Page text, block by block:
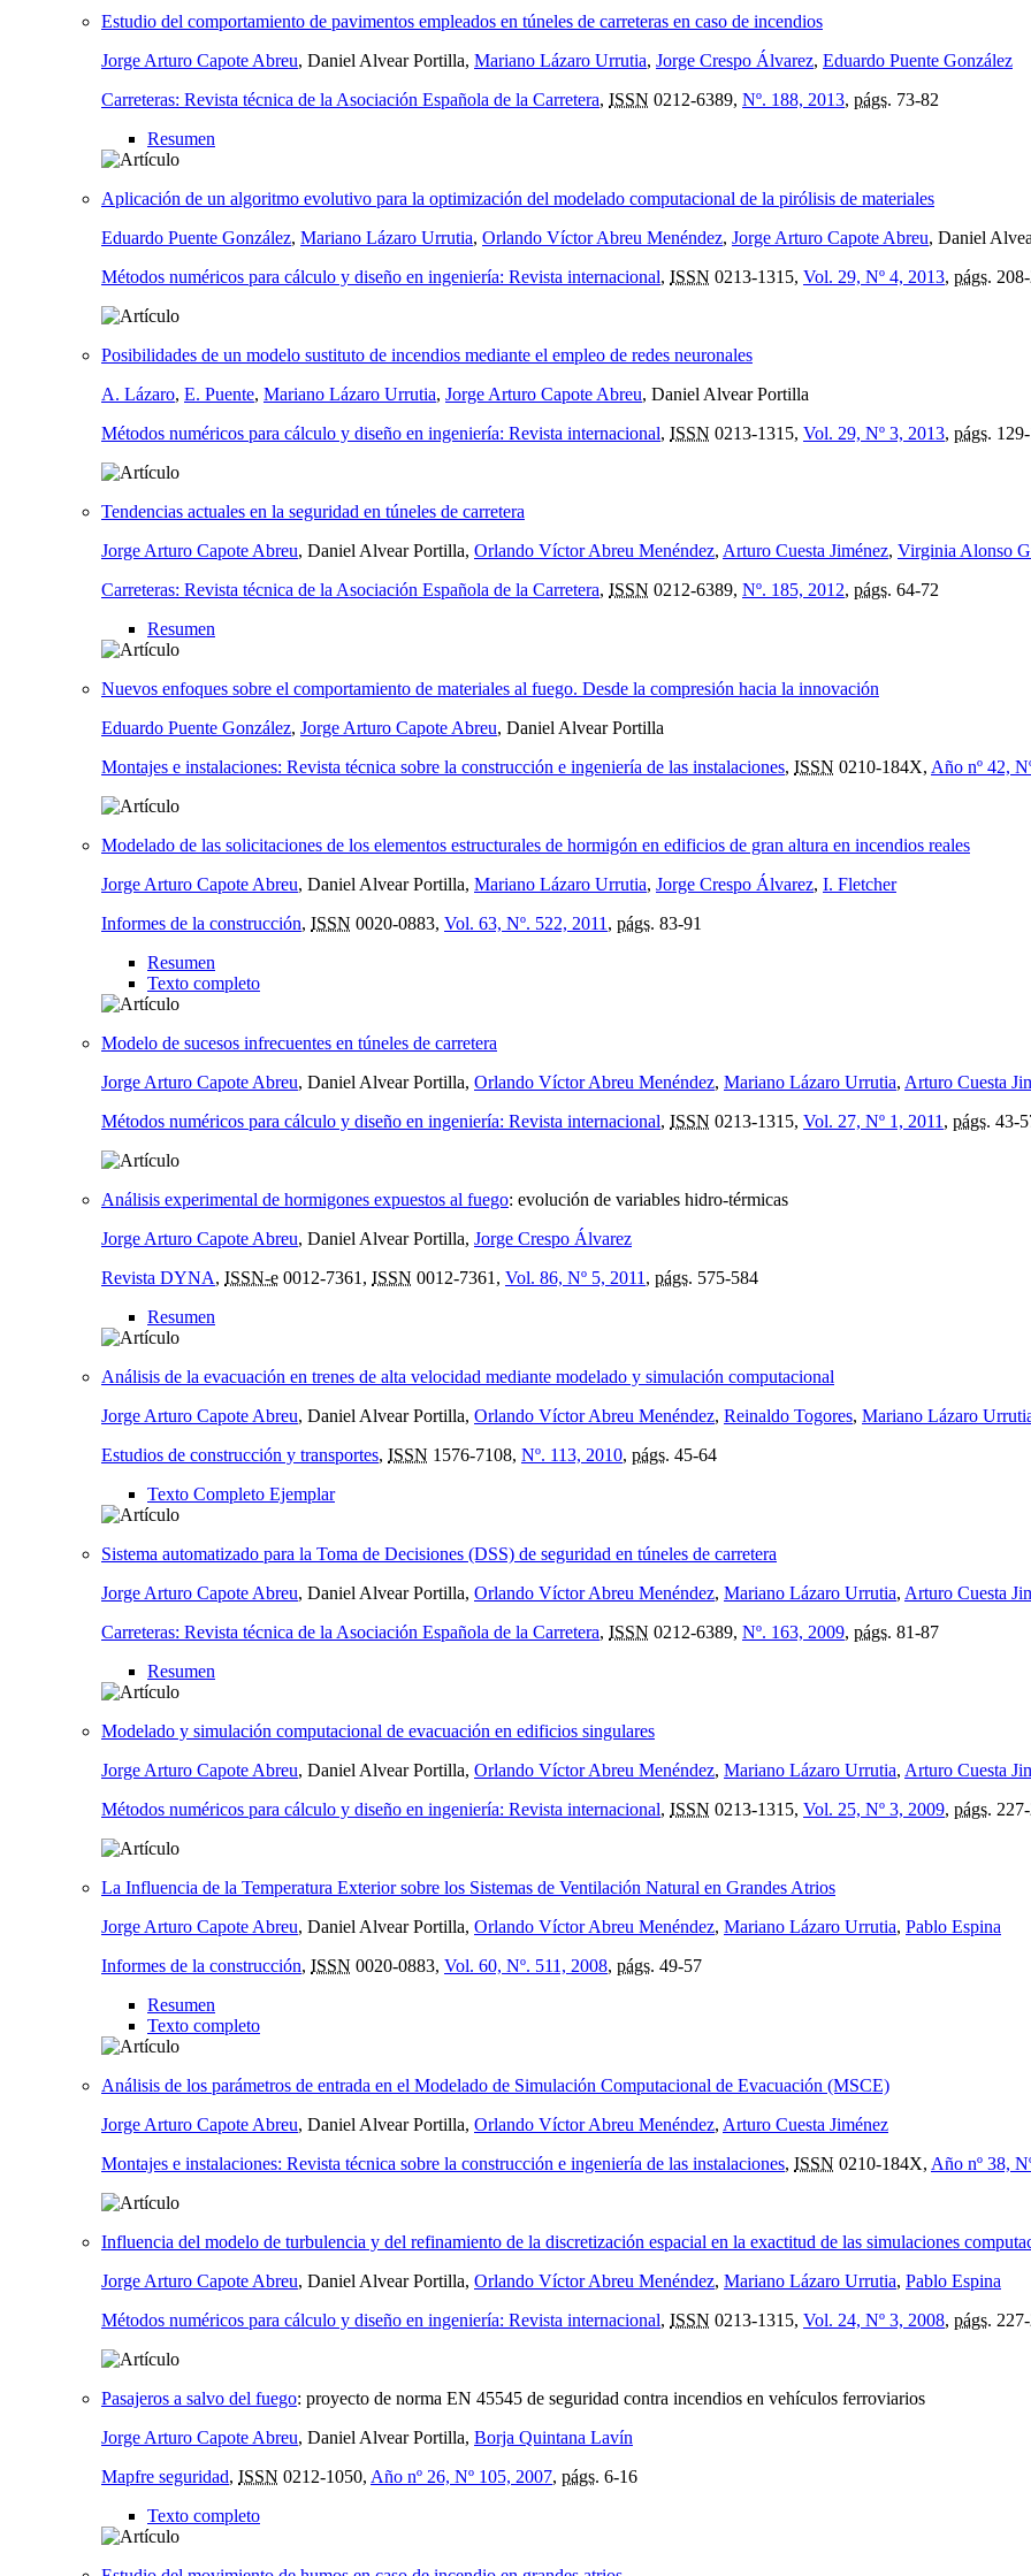
Estudio del comportamiento de pavimentos empleados en túneles de carreteras en caso de incendios
Jorge Arturo Capote Abreu, Daniel Alvear Portilla, Mariano Lázaro Urrutia, Jorge Crespo Álvarez, Eduardo Puente González
Carreteras: Revista técnica de la Asociación Española de la Carretera, ISSN 0212-6389, Nº. 188, 2013, págs. 73-82
Resumen
Aplicación de un algoritmo evolutivo para la optimización del modelado computacional de la pirólisis de materiales
Eduardo Puente González, Mariano Lázaro Urrutia, Orlando Víctor Abreu Menéndez, Jorge Arturo Capote Abreu, Daniel
Métodos numéricos para cálculo y diseño en ingeniería: Revista internacional, ISSN 0213-1315, Vol. 29, Nº 4, 2013, págs.
Posibilidades de un modelo sustituto de incendios mediante el empleo de redes neuronales
A. Lázaro, E. Puente, Mariano Lázaro Urrutia, Jorge Arturo Capote Abreu, Daniel Alvear Portilla
Métodos numéricos para cálculo y diseño en ingeniería: Revista internacional, ISSN 0213-1315, Vol. 29, Nº 3, 2013, págs.
Tendencias actuales en la seguridad en túneles de carretera
Jorge Arturo Capote Abreu, Daniel Alvear Portilla, Orlando Víctor Abreu Menéndez, Arturo Cuesta Jiménez, Virginia Alonso
Carreteras: Revista técnica de la Asociación Española de la Carretera, ISSN 0212-6389, Nº. 185, 2012, págs. 64-72
Resumen
Nuevos enfoques sobre el comportamiento de materiales al fuego. Desde la compresión hacia la innovación
Eduardo Puente González, Jorge Arturo Capote Abreu, Daniel Alvear Portilla
Montajes e instalaciones: Revista técnica sobre la construcción e ingeniería de las instalaciones, ISSN 0210-184X, Año nº 42,
Modelado de las solicitaciones de los elementos estructurales de hormigón en edificios de gran altura en incendios reales
Jorge Arturo Capote Abreu, Daniel Alvear Portilla, Mariano Lázaro Urrutia, Jorge Crespo Álvarez, I. Fletcher
Informes de la construcción, ISSN 0020-0883, Vol. 63, Nº. 522, 2011 , págs. 83-91
Resumen
Texto completo
Modelo de sucesos infrecuentes en túneles de carretera
Jorge Arturo Capote Abreu, Daniel Alvear Portilla, Orlando Víctor Abreu Menéndez, Mariano Lázaro Urrutia, Arturo Cuesta
Métodos numéricos para cálculo y diseño en ingeniería: Revista internacional, ISSN 0213-1315, Vol. 27, Nº 1, 2011 , págs. 43-
Análisis experimental de hormigones expuestos al fuego: evolución de variables hidro-térmicas
Jorge Arturo Capote Abreu, Daniel Alvear Portilla, Jorge Crespo Álvarez
Revista DYNA, ISSN-e 0012-7361, ISSN 0012-7361, Vol. 86, Nº 5, 2011 , págs. 575-584
Resumen
Análisis de la evacuación en trenes de alta velocidad mediante modelado y simulación computacional
Jorge Arturo Capote Abreu, Daniel Alvear Portilla, Orlando Víctor Abreu Menéndez, Reinaldo Togores, Mariano Lázaro
Estudios de construcción y transportes, ISSN 1576-7108, Nº. 113, 2010, págs. 45-64
Texto Completo Ejemplar
Sistema automatizado para la Toma de Decisiones (DSS) de seguridad en túneles de carretera
Jorge Arturo Capote Abreu, Daniel Alvear Portilla, Orlando Víctor Abreu Menéndez, Mariano Lázaro Urrutia, Arturo Cuesta
Carreteras: Revista técnica de la Asociación Española de la Carretera, ISSN 0212-6389, Nº. 163, 2009, págs. 81-87
Resumen
Modelado y simulación computacional de evacuación en edificios singulares
Jorge Arturo Capote Abreu, Daniel Alvear Portilla, Orlando Víctor Abreu Menéndez, Mariano Lázaro Urrutia, Arturo Cuesta
Métodos numéricos para cálculo y diseño en ingeniería: Revista internacional, ISSN 0213-1315, Vol. 25, Nº 3, 2009, págs.
La Influencia de la Temperatura Exterior sobre los Sistemas de Ventilación Natural en Grandes Atrios
Jorge Arturo Capote Abreu, Daniel Alvear Portilla, Orlando Víctor Abreu Menéndez, Mariano Lázaro Urrutia, Pablo Espina
Informes de la construcción, ISSN 0020-0883, Vol. 60, Nº. 511, 2008, págs. 49-57
Resumen
Texto completo
Análisis de los parámetros de entrada en el Modelado de Simulación Computacional de Evacuación (MSCE)
Jorge Arturo Capote Abreu, Daniel Alvear Portilla, Orlando Víctor Abreu Menéndez, Arturo Cuesta Jiménez
Montajes e instalaciones: Revista técnica sobre la construcción e ingeniería de las instalaciones, ISSN 0210-184X, Año nº 38,
Influencia del modelo de turbulencia y del refinamiento de la discretización espacial en la exactitud de las simulaciones
Jorge Arturo Capote Abreu, Daniel Alvear Portilla, Orlando Víctor Abreu Menéndez, Mariano Lázaro Urrutia, Pablo Espina
Métodos numéricos para cálculo y diseño en ingeniería: Revista internacional, ISSN 0213-1315, Vol. 24, Nº 3, 2008, págs.
Pasajeros a salvo del fuego: proyecto de norma EN 45545 de seguridad contra incendios en vehículos ferroviarios
Jorge Arturo Capote Abreu, Daniel Alvear Portilla, Borja Quintana Lavín
Mapfre seguridad, ISSN 0212-1050, Año nº 26, Nº 105, 2007, págs. 6-16
Texto completo